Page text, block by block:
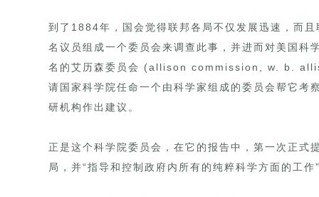
到了1884年，国会觉得联邦各局不仅发展迅速，而
名议员组成一个委员会来调查此事，并进而对美国科
名的艾历森委员会 (allison commission, w. b.
请国家科学院任命一个由科学家组成的委员会帮它考
研机构作出建议。
正是这个科学院委员会，在它的报告中，第一次正式
局，并“指导和控制政府内所有的纯粹科学方面的工作